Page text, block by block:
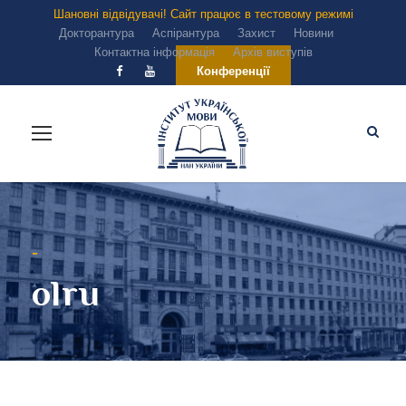
Шановні відвідувачі! Сайт працює в тестовому режимі
Докторантура
Аспірантура Захист
Новини
Контактна інформація
Архів виступів
Конференції
-
olru